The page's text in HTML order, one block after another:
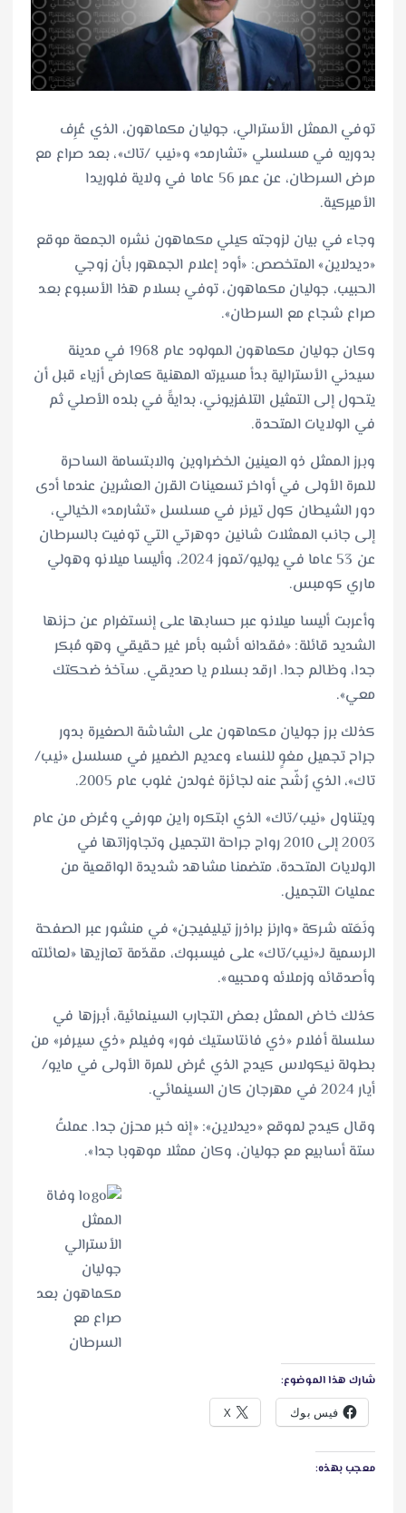
توفي الممثل الأسترالي، جوليان مكماهون، الذي عُرِف
بدوريه في مسلسلي «تشارمد» و«نيب /تاك»، بعد صراع مع
مرض السرطان، عن عمر 56 عاما في ولاية فلوريدا
الأميركية.
وجاء في بيان لزوجته كيلي مكماهون نشره الجمعة موقع
«ديدلاين» المتخصص: «أود إعلام الجمهور بأن زوجي
الحبيب، جوليان مكماهون، توفي بسلام هذا الأسبوع بعد
صراع شجاع مع السرطان».
وكان جوليان مكماهون المولود عام 1968 في مدينة
سيدني الأسترالية بدأ مسيرته المهنية كعارض أزياء قبل أن
يتحول إلى التمثيل التلفزيوني، بدايةً في بلده الأصلي ثم
في الولايات المتحدة.
وبرز الممثل ذو العينين الخضراوين والابتسامة الساحرة
للمرة الأولى في أواخر تسعينات القرن العشرين عندما أدى
دور الشيطان كول تيرنر في مسلسل «تشارمد» الخيالي،
إلى جانب الممثلات شانين دوهرتي التي توفيت بالسرطان
عن 53 عاما في يوليو/تموز 2024، وأليسا ميلانو وهولي
ماري كومبس.
وأعربت أليسا ميلانو عبر حسابها على إنستغرام عن حزنها
الشديد قائلة: «فقدانه أشبه بأمر غير حقيقي وهو مُبكر
جدا، وظالم جدا. ارقد بسلام يا صديقي. سآخذ ضحكتك
معي».
كذلك برز جوليان مكماهون على الشاشة الصغيرة بدور
جراح تجميل مغوٍ للنساء وعديم الضمير في مسلسل «نيب/
تاك»، الذي رُشّح عنه لجائزة غولدن غلوب عام 2005.
ويتناول «نيب/تاك» الذي ابتكره راين مورفي وعُرض من عام
2003 إلى 2010 رواج جراحة التجميل وتجاوزاتها في
الولايات المتحدة، متضمنا مشاهد شديدة الواقعية من
عمليات التجميل.
ونَعَته شركة «وارنز براذرز تيليفيجن» في منشور عبر الصفحة
الرسمية لـ«نيب/تاك» على فيسبوك، مقدّمة تعازيها «لعائلته
وأصدقائه وزملائه ومحبيه».
كذلك خاض الممثل بعض التجارب السينمائية، أبرزها في
سلسلة أفلام «ذي فانتاستيك فور» وفيلم «ذي سيرفر» من
بطولة نيكولاس كيدج الذي عُرض للمرة الأولى في مايو/
أيار 2024 في مهرجان كان السينمائي.
وقال كيدج لموقع «ديدلاين»: «إنه خبر محزن جدا. عملتُ
ستة أسابيع مع جوليان، وكان ممثلا موهوبا جدا».
شارك هذا الموضوع:
فيس بوك X
معجب بهذه: